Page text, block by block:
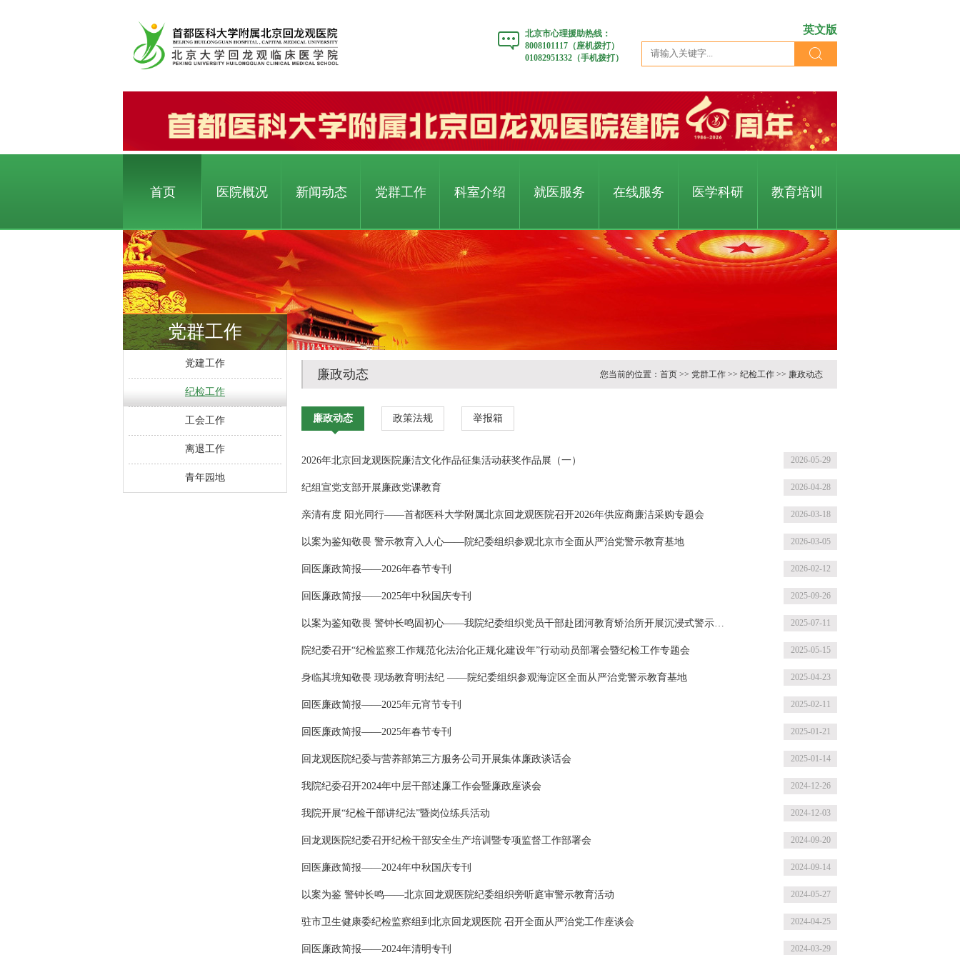
北京市心理援助热线：
8008101117（座机拨打）
01082951332（手机拨打）
英文版
首页 医院概况 新闻动态 党群工作 科室介绍 就医服务 在线服务 医学科研 教育培训
党群工作
党建工作
纪检工作
工会工作
离退工作
青年园地
廉政动态 您当前的位置： 首页 >> 党群工作 >> 纪检工作 >> 廉政动态
廉政动态 政策法规 举报箱
2026年北京回龙观医院廉洁文化作品征集活动获奖作品展（一） 2026-05-29
纪组宣党支部开展廉政党课教育 2026-04-28
亲清有度 阳光同行——首都医科大学附属北京回龙观医院召开2026年供应商廉洁采购专题会 2026-03-18
以案为鉴知敬畏 警示教育入人心——院纪委组织参观北京市全面从严治党警示教育基地 2026-03-05
回医廉政简报——2026年春节专刊 2026-02-12
回医廉政简报——2025年中秋国庆专刊 2025-09-26
以案为鉴知敬畏 警钟长鸣固初心——我院纪委组织党员干部赴团河教育矫治所开展沉浸式警示教
2025-07-11
院纪委召开“纪检监察工作规范化法治化正规化建设年”行动动员部署会暨纪检工作专题会 2025-05-15
身临其境知敬畏 现场教育明法纪 ——院纪委组织参观海淀区全面从严治党警示教育基地 2025-04-23
回医廉政简报——2025年元宵节专刊 2025-02-11
回医廉政简报——2025年春节专刊 2025-01-21
回龙观医院纪委与营养部第三方服务公司开展集体廉政谈话会 2025-01-14
我院纪委召开2024年中层干部述廉工作会暨廉政座谈会 2024-12-26
我院开展“纪检干部讲纪法”暨岗位练兵活动 2024-12-03
回龙观医院纪委召开纪检干部安全生产培训暨专项监督工作部署会 2024-09-20
回医廉政简报——2024年中秋国庆专刊 2024-09-14
以案为鉴 警钟长鸣——北京回龙观医院纪委组织旁听庭审警示教育活动 2024-05-27
驻市卫生健康委纪检监察组到北京回龙观医院 召开全面从严治党工作座谈会 2024-04-25
回医廉政简报——2024年清明专刊 2024-03-29